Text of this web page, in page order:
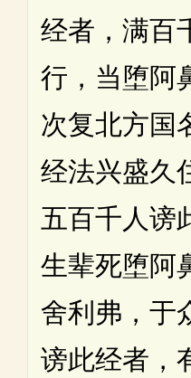
经者，满百
行，当堕阿
次复北方国
经法兴盛久
五百千人谤
生辈死堕阿
舍利弗，于
谤此经者，